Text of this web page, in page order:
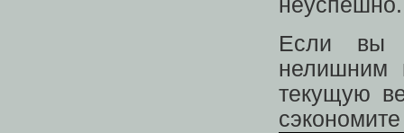
неуспешно.
Если вы
нелишним
текущую